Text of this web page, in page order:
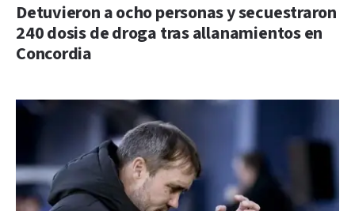
Detuvieron a ocho personas y secuestraron
240 dosis de droga tras allanamientos en
Concordia